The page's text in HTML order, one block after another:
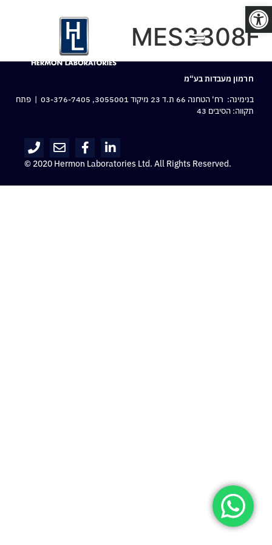
פתח סרגל נגישות
MES3308F
חרמון מעבדות בע“מ
בנימינה: רח‘ הטחנה 66 ת.ד 23 מיקוד 3055001,
03-376-7405 | פתח
תקווה: הסיבים 43
© 2020 Hermon Laboratories Ltd. All Rights Reserved.